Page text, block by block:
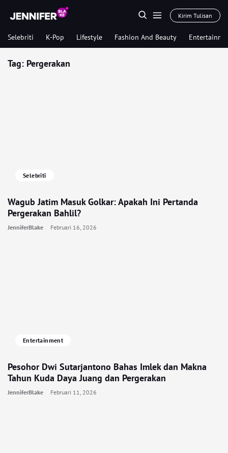
Kirim Tulisan
Selebriti K-Pop Lifestyle Fashion And Beauty
Tag: Pergerakan
Selebriti
Wagub Jatim Masuk Golkar: Apakah Ini Pertanda
Pergerakan Bahlil?
JenniferBlake Februari 16, 2026
Entertainment
Pesohor Dwi Sutarjantono Bahas Imlek dan Makna
Tahun Kuda Daya Juang dan Pergerakan
JenniferBlake Februari 11, 2026